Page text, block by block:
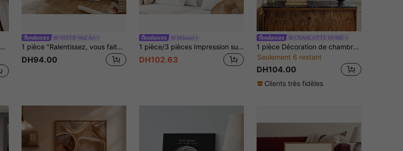
NDITB Wall Art
1 pièce "Ralentissez, vous faites du bon travail" canevas d'art avec texte inspirant, belle œuvre murale, peinture avec citation motivante, affiche de phrase motivationnelle moderne, convient pour dortoir, appartement, bureau, salon, chambre à coucher, décoration de maison
DH94.00
Milaiart
1 pièce/3 pièces Impression sur canevas d'art mural avec planche de surf tropicale, palmier, bus bleu, ciel. Peinture moderne pour décoration murale pour salon, chambre, bureau, salle à manger, dortoir, sans cadre/avec cadre
DH102.63
CHARLOTTE HOME
1 pièce Décoration de chambre Impression sur canevas d'un tourne-disque vintage avec motif floral, Décoration murale rétro pour la maison et la chambre, Cadeau pour les amateurs de musique, Affiche rétro bohème sans cadre pour le salon, le coin musique, le café, Sans cadre
Seulement 6 restant
DH104.00
Clients très fidèles